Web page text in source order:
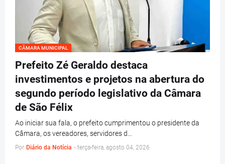
CÂMARA MUNICIPAL
Prefeito Zé Geraldo destaca
investimentos e projetos na abertura do
segundo período legislativo da Câmara
de São Félix
Ao iniciar sua fala, o prefeito cumprimentou o presidente da
Câmara, os vereadores, servidores d…
Por Diário da Notícia - terça-feira, agosto 04, 2026